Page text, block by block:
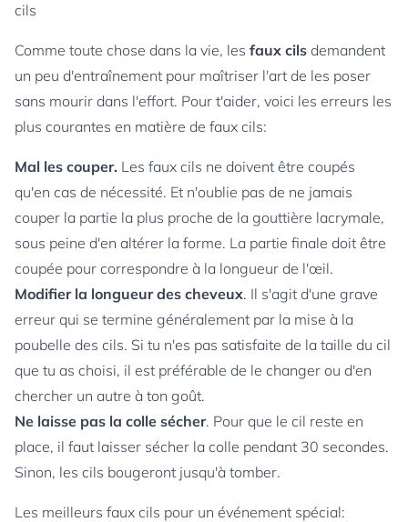
cils
Comme toute chose dans la vie, les faux cils demandent
un peu d'entraînement pour maîtriser l'art de les poser
sans mourir dans l'effort. Pour t'aider, voici les erreurs les
plus courantes en matière de faux cils:
Mal les couper. Les faux cils ne doivent être coupés
qu'en cas de nécessité. Et n'oublie pas de ne jamais
couper la partie la plus proche de la gouttière lacrymale,
sous peine d'en altérer la forme. La partie finale doit être
coupée pour correspondre à la longueur de l'œil.
Modifier la longueur des cheveux. Il s'agit d'une grave
erreur qui se termine généralement par la mise à la
poubelle des cils. Si tu n'es pas satisfaite de la taille du cil
que tu as choisi, il est préférable de le changer ou d'en
chercher un autre à ton goût.
Ne laisse pas la colle sécher. Pour que le cil reste en
place, il faut laisser sécher la colle pendant 30 secondes.
Sinon, les cils bougeront jusqu'à tomber.
Les meilleurs faux cils pour un événement spécial: